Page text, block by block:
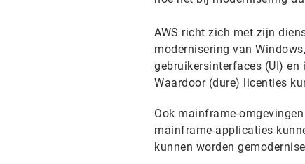
AWS richt zich met zijn
modernisering van
gebruikersinterfaces (UI)
Waardoor (dure) licenties
Ook mainframe-
mainframe-applicaties
kunnen worden